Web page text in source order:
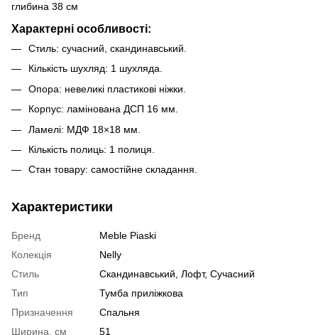
глибина 38 см
Характерні особливості:
Стиль: сучасний, скандинавський.
Кількість шухляд: 1 шухляда.
Опора: невеликі пластикові ніжки.
Корпус: ламінована ДСП 16 мм.
Ламелі: МДФ 18×18 мм.
Кількість полиць: 1 полиця.
Стан товару: самостійне складання.
Характеристики
Бренд
Meble Piaski
Колекція
Nelly
Стиль
Скандинавський, Лофт, Сучасний
Тип
Тумба приліжкова
Призначення
Спальня
Ширина, см
51